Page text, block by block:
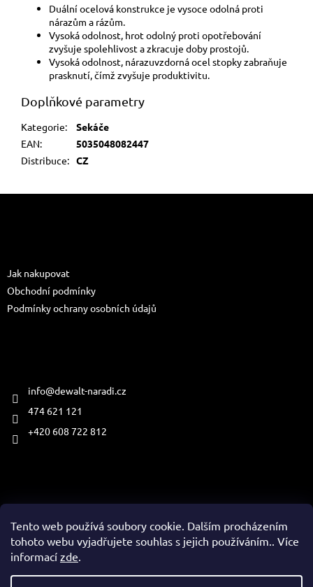
Tento web používá soubory cookie. Dalším procházením
tohoto webu vyjadřujete souhlas s jejich používáním.. Více
informací zde.
Duální ocelová konstrukce je vysoce odolná proti
nárazům a rázům.
Vysoká odolnost, hrot odolný proti opotřebování
zvyšuje spolehlivost a zkracuje doby prostojů.
Vysoká odolnost, nárazuvzdorná ocel stopky zabraňuje
prasknutí, čímž zvyšuje produktivitu.
Doplňkové parametry
Kategorie:
Sekáče
EAN:
5035048082447
Distribuce: CZ
Jak nakupovat
Obchodní podmínky
Podmínky ochrany osobních údajů
info@dewalt-naradi.cz
474 621 121
+420 608 722 812